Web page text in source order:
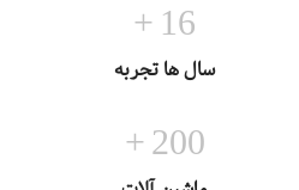
16
+
سال ها تجربه
200
+